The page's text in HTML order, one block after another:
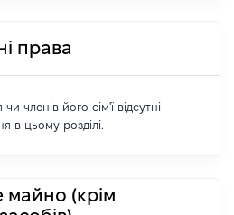
права
членів його сім'ї відсутні
в цьому розділі.
майно (крім